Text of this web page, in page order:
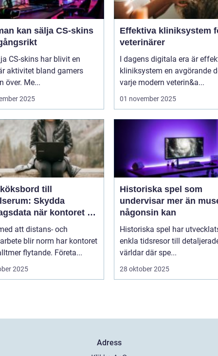
kan sälja CS-skins
CS-skins har blivit en
aktivitet bland gamers
över. Me...
2025
Effektiva kliniksystem
veterinärer
I dagens digitala era är
kliniksystem en avgörande
varje modern veterin&a...
01 november 2025
till
Skydda
när kontoret är
att distans- och
blir norm har kontoret
flytande. Företa...
2025
Historiska spel som
undervisar mer än
någonsin kan
Historiska spel har
enkla tidsresor till
världar där spe...
28 oktober 2025
Adress